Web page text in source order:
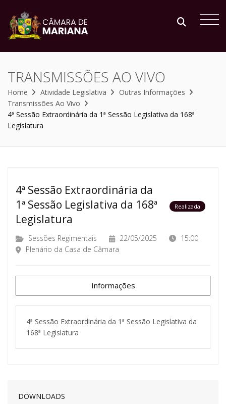
TRANSMISSÕES AO VIVO
Home Atividade Legislativa
Outras Informações
Transmissões Ao Vivo
4ª Sessão Extraordinária da 1ª Sessão Legislativa da 168ª
Legislatura
4ª Sessão Extraordinária da
1ª Sessão Legislativa da 168ª
Legislatura
Realizada
Sessões Regimentais 22/05/2025
15:00
Plenário da Casa de Câmara
Informações
4ª Sessão Extraordinária da 1ª Sessão Legislativa da
168ª Legislatura
DOWNLOADS